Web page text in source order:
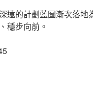
遠的計劃藍圖漸次落地
穩步向前。